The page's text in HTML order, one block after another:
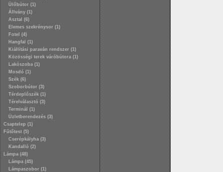
Ülőbútor (1)
Állvány (1)
Asztal (6)
Elemes szekrénysor (1)
Fotel (4)
Hangfal (1)
Kiállítási paraván rendszer (1)
Közösségi terek váróbútora (1)
Lakószoba (1)
Mosdó (1)
Szék (6)
Szoborbútor (3)
Térdeplőszék (1)
Térelválasztó (3)
Terminál (1)
Üzletberendezés (3)
Csaptelep (1)
Fűtőtest (5)
Cserépkályha (3)
Kandalló (2)
Lámpa (48)
Lámpa (45)
Lámpaszobor (1)